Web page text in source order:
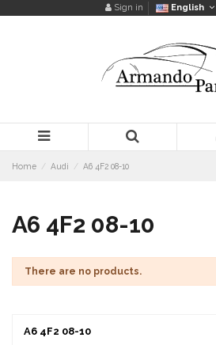
Sign in English
Home Audi A6 4F2 08-10
A6 4F2 08-10
There are no products.
A6 4F2 08-10